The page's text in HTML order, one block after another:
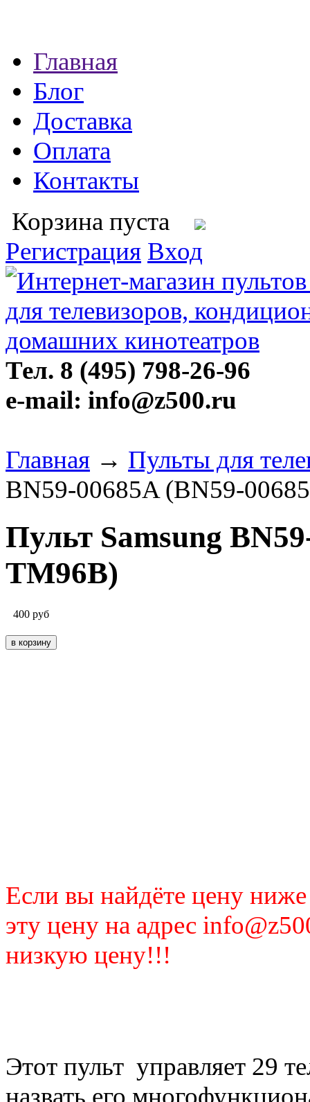
Главная
Блог
Доставка
Оплата
Контакты
Корзина пуста
Регистрация Вход
Тел. 8 (495) 798-26-96
e-mail: info@z500.ru
Главная → Пульты для
BN59-00685A (BN59-
Пульт Samsung
TM96B)
400 руб
Если вы найдёте цену
эту цену на адрес
низкую цену!!!
Этот пульт управляет 29
назвать его